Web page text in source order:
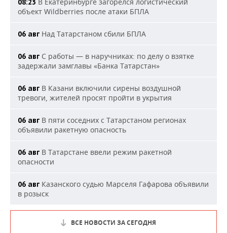
08:23
объект Wildberries после атаки БПЛА
06 авг Над Татарстаном сбили БПЛА
06 авг С работы — в наручниках: по делу о взятке
задержали замглавы «Банка Татарстан»
06 авг В Казани включили сирены воздушной
тревоги, жителей просят пройти в укрытия
06 авг В пяти соседних с Татарстаном регионах
объявили ракетную опасность
06 авг В Татарстане ввели режим ракетной
опасности
06 авг Казанского судью Марселя Гафарова объявили
в розыск
ВСЕ НОВОСТИ ЗА СЕГОДНЯ